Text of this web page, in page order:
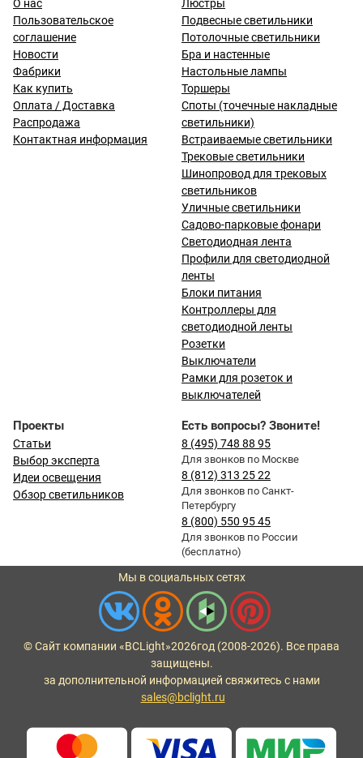
О нас
Пользовательское
соглашение
Новости
Фабрики
Как купить
Оплата / Доставка
Распродажа
Контактная информация
Люстры
Подвесные светильники
Потолочные светильники
Бра и настенные
Настольные лампы
Торшеры
Споты (точечные накладные
светильники)
Встраиваемые светильники
Трековые светильники
Шинопровод для трековых
светильников
Уличные светильники
Садово-парковые фонари
Светодиодная лента
Профили для светодиодной
ленты
Блоки питания
Контроллеры для
светодиодной ленты
Розетки
Выключатели
Рамки для розеток и
выключателей
Проекты
Статьи
Выбор эксперта
Идеи освещения
Обзор светильников
Есть вопросы? Звоните!
8 (495) 748 88 95
Для звонков по Москве
8 (812) 313 25 22
Для звонков по Санкт-
Петербургу
8 (800) 550 95 45
Для звонков по России
(бесплатно)
Мы в социальных сетях
© Сайт компании «BCLight»2026год (2008-2026). Все права
защищены.
за дополнительной информацией свяжитесь с нами
sales@bclight.ru